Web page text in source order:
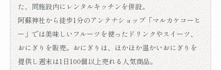
た、同施設内にレンタルキッチンを併設。
阿蘇神社から徒歩1分のアンテナショップ「マルカケコーヒ
ー」では美味しいフルーツを使ったドリンクやスイーツ、
おにぎりを販売。おにぎりは、ほかほか温かいおにぎりを
提供し週末は1日100個以上売れる人気商品。